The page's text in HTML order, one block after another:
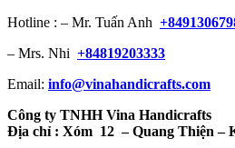
Hotline : – Mr. Tuấn Anh
– Mrs. Nhi +84819203333
Email: info@vinahandicrafts.com
Công ty TNHH Vina Handicrafts
Địa chỉ : Xóm 12 – Quang Thiện –